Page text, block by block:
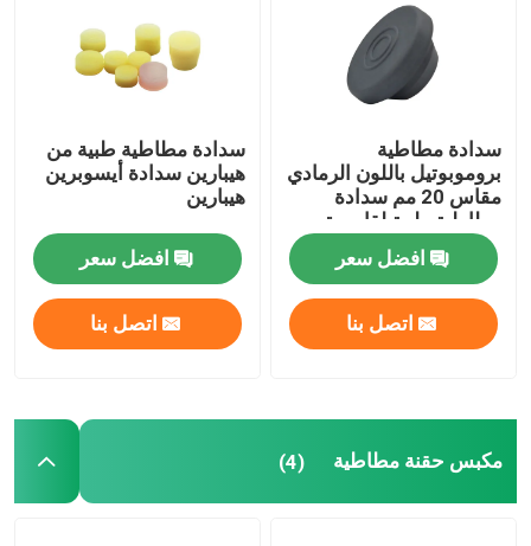
سدادة مطاطية
بروموبوتيل باللون الرمادي
مقاس 20 مم سدادة
مطاطية طبية لقارورة
الحقن
افضل سعر
اتصل بنا
سدادة مطاطية طبية من
هيبارين سدادة أيسوبرين
هيبارين
افضل سعر
اتصل بنا
مكبس حقنة مطاطية (4)